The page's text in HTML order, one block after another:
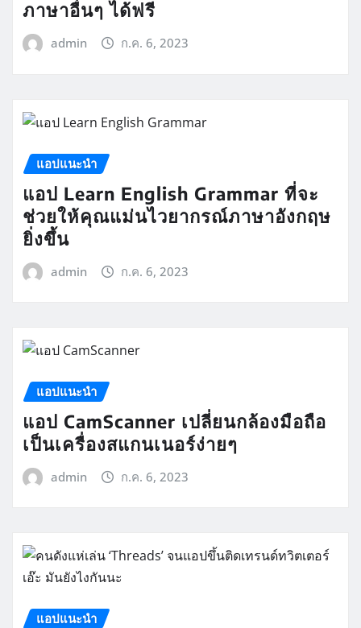
ภาษาอื่นๆ ได้ฟรี
admin ก.ค. 6, 2023
แอปแนะนำ
แอป Learn English Grammar ที่จะ
ช่วยให้คุณแม่นไวยากรณ์ภาษาอังกฤษ
ยิ่งขึ้น
admin ก.ค. 6, 2023
แอปแนะนำ
แอป CamScanner เปลี่ยนกล้องมือถือ
เป็นเครื่องสแกนเนอร์ง่ายๆ
admin ก.ค. 6, 2023
แอปแนะนำ